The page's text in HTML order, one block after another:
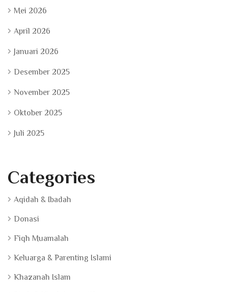
Mei 2026
April 2026
Januari 2026
Desember 2025
November 2025
Oktober 2025
Juli 2025
Categories
Aqidah & Ibadah
Donasi
Fiqh Muamalah
Keluarga & Parenting Islami
Khazanah Islam